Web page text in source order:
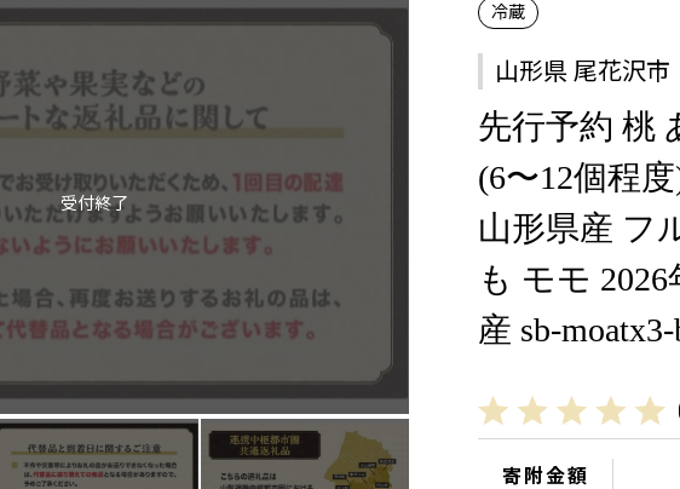
冷蔵
山形県 尾花沢市
先行予約 桃
(6〜12個程
山形県産 フ
も モモ
産 sb-moatx3-
寄附金額
受付終了